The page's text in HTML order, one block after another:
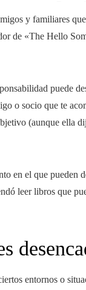
y familiares
de «The Hello
puede
o socio que te
(aunque ella
en el que
leer libros que
entornos o